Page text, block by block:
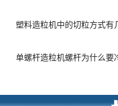
塑料造粒机中的切粒方式有
单螺杆造粒机螺杆为什么要